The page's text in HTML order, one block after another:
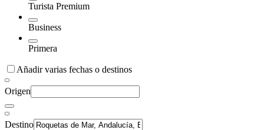
Turista Premium
Business
Primera
Añadir varias fechas o destinos
Origen
Destino